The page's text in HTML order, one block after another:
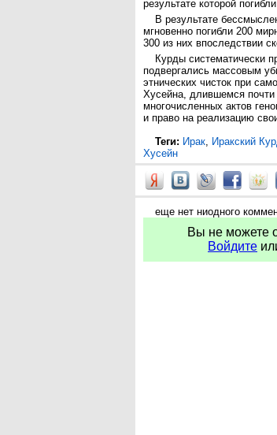
результате которой
В результате
мгновенно погибли 200
300 из них впоследствии
Курды систематически
подвергались массовым
этнических чисток при
Хусейна, длившемся почти
многочисленных актов
и право на реализацию
Теги: Ирак, Иракский
Хусейн
еще нет ниодного
Вы не можете
Войдите